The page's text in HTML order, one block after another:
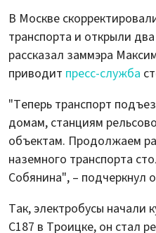
В Москве
транспорта и открыли
рассказал заммэра
приводит пресс-служба
"Теперь транспорт
домам, станциям
объектам. Продолжаем
наземного транспорта
Собянина", – подчеркнул
Так, электробусы начали
С187 в Троицке, он стал